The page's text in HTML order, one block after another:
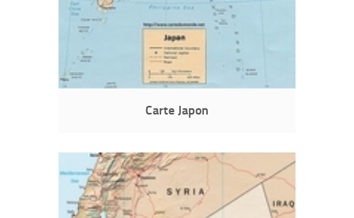
Carte Japon